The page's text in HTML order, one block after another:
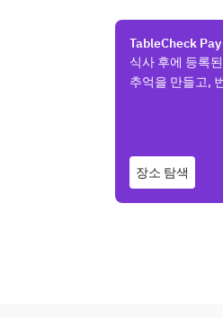
TableCheck Pay
식사 후에 등록
추억을 만들고,
장소 탐색